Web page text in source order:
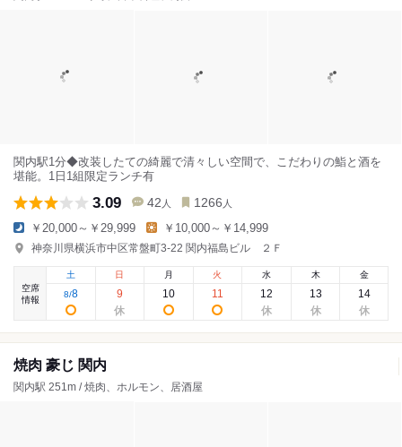
関内駅1分◆改装したての綺麗で清々しい空間で、こだわりの鮨と酒を
堪能。1日1組限定ランチ有
3.09 42 人 1266 人
￥20,000～￥29,999 ￥10,000～￥14,999
神奈川県横浜市中区常盤町3-22 関内福島ビル ２Ｆ
空席
情報
土
8/8
日
9
月
10
火
11
水
12
木
13
金
14
焼肉 豪じ 関内
関内駅 251m / 焼肉、ホルモン、居酒屋